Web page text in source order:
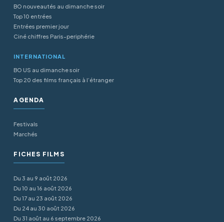
BO nouveautés au dimanche soir
Top 10 entrées
Entrées premier jour
Ciné chiffres Paris-periphérie
INTERNATIONAL
BO US au dimanche soir
Top 20 des films français à l’étranger
AGENDA
Festivals
Marchés
FICHES FILMS
Du 3 au 9 août 2026
Du 10 au 16 août 2026
Du 17 au 23 août 2026
Du 24 au 30 août 2026
Du 31 août au 6 septembre 2026